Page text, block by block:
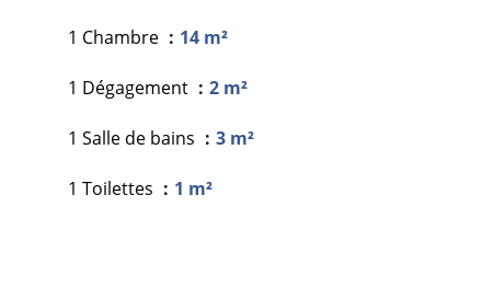
1 Chambre 14 m²
1 Dégagement 2 m²
1 Salle de bains 3 m²
1 Toilettes 1 m²